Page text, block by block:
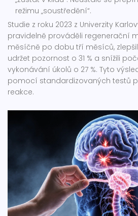
režimu „soustředění“.
Studie z roku 2023 z Univerzity
pravidelně prováděli regenerační
měsíčně po dobu tří měsíců,
udržet pozornost o 31 % a snížili
vykonávání úkolů o 27 %. Tyto
pomocí standardizovaných testů
reakce.